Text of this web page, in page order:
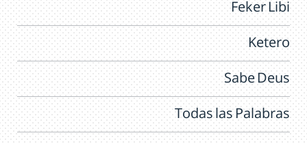
Feker Libi
Ketero
Sabe Deus
Todas las Palabras